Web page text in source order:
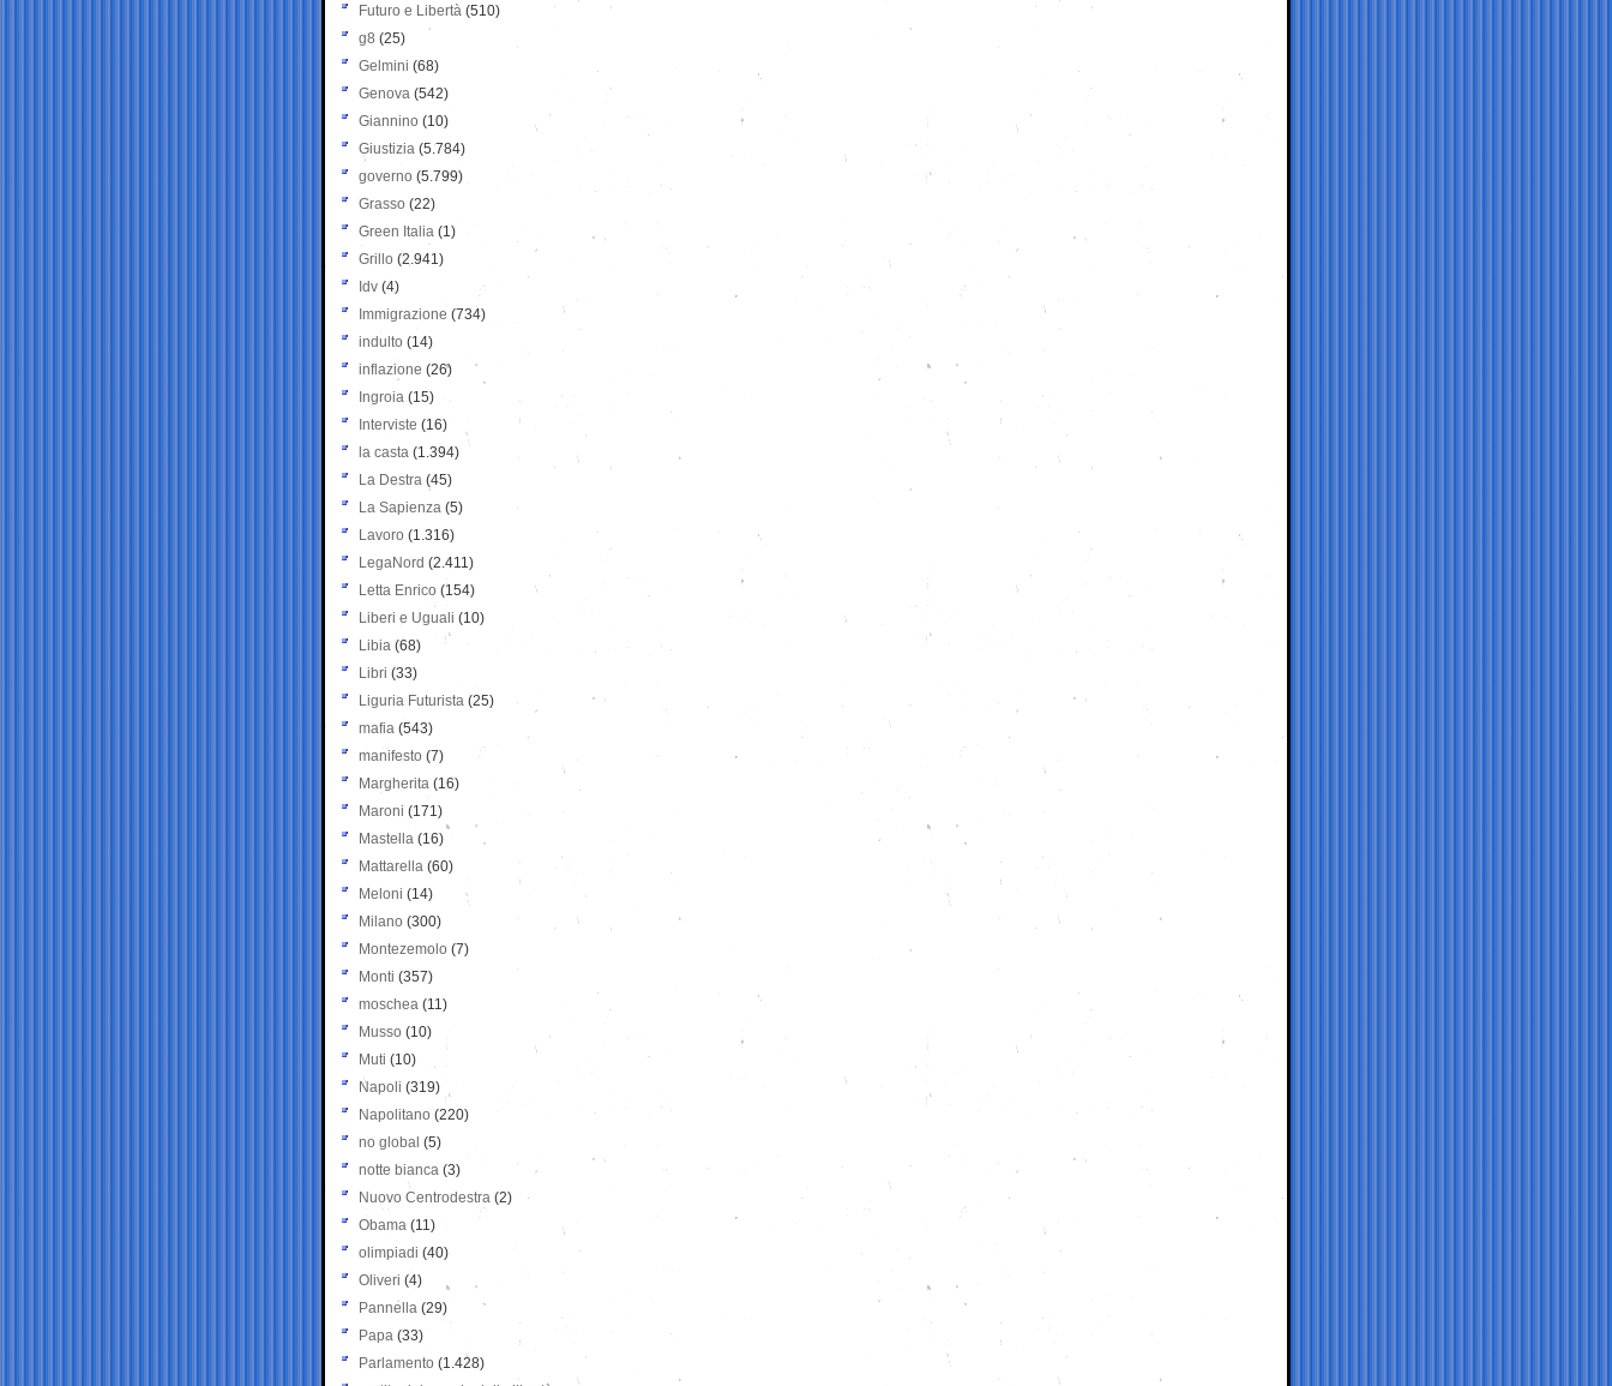
Futuro e Libertà (510)
g8 (25)
Gelmini (68)
Genova (542)
Giannino (10)
Giustizia (5.784)
governo (5.799)
Grasso (22)
Green Italia (1)
Grillo (2.941)
Idv (4)
Immigrazione (734)
indulto (14)
inflazione (26)
Ingroia (15)
Interviste (16)
la casta (1.394)
La Destra (45)
La Sapienza (5)
Lavoro (1.316)
LegaNord (2.411)
Letta Enrico (154)
Liberi e Uguali (10)
Libia (68)
Libri (33)
Liguria Futurista (25)
mafia (543)
manifesto (7)
Margherita (16)
Maroni (171)
Mastella (16)
Mattarella (60)
Meloni (14)
Milano (300)
Montezemolo (7)
Monti (357)
moschea (11)
Musso (10)
Muti (10)
Napoli (319)
Napolitano (220)
no global (5)
notte bianca (3)
Nuovo Centrodestra (2)
Obama (11)
olimpiadi (40)
Oliveri (4)
Pannella (29)
Papa (33)
Parlamento (1.428)